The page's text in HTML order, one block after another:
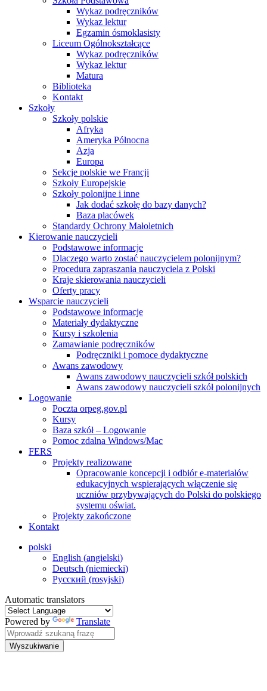
Wykaz podręczników
Wykaz lektur
Egzamin ósmoklasisty
Liceum Ogólnokształcące
Wykaz podręczników
Wykaz lektur
Matura
Biblioteka
Kontakt
Szkoły
Szkoły polskie
Afryka
Ameryka Północna
Azja
Europa
Sekcje polskie we Francji
Szkoły Europejskie
Szkoły polonijne i inne
Jak dodać szkołę do bazy danych?
Baza placówek
Standardy Ochrony Małoletnich
Kierowanie nauczycieli
Podstawowe informacje
Dlaczego warto zostać nauczycielem polonijnym?
Procedura zapraszania nauczyciela z Polski
Kraje skierowania nauczycieli
Oferty pracy
Wsparcie nauczycieli
Podstawowe informacje
Materiały dydaktyczne
Kursy i szkolenia
Zamawianie podręczników
Podręczniki i pomoce dydaktyczne
Awans zawodowy
Awans zawodowy nauczycieli szkół polskich
Awans zawodowy nauczycieli szkół polonijnych
Logowanie
Poczta orpeg.gov.pl
Kursy
Baza szkół – Logowanie
Pomoc zdalna Windows/Mac
FERS
Projekty realizowane
Opracowanie koncepcji i odbiór e-materiałów
edukacyjnych wspierających włączenie się
uczniów przybywających do Polski do polskiego
systemu oświat.
Projekty zakończone
Kontakt
polski
English (angielski)
Deutsch (niemiecki)
Русский (rosyjski)
Automatic translators
Powered by Translate
Wyszukiwanie